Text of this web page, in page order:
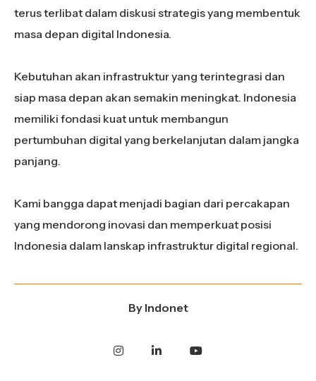
terus terlibat dalam diskusi strategis yang membentuk
masa depan digital Indonesia.
Kebutuhan akan infrastruktur yang terintegrasi dan
siap masa depan akan semakin meningkat. Indonesia
memiliki fondasi kuat untuk membangun
pertumbuhan digital yang berkelanjutan dalam jangka
panjang.
Kami bangga dapat menjadi bagian dari percakapan
yang mendorong inovasi dan memperkuat posisi
Indonesia dalam lanskap infrastruktur digital regional.
By Indonet